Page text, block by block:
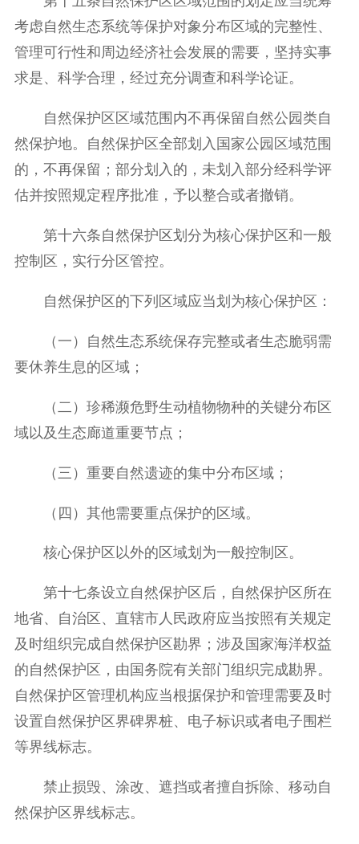
考虑自然生态系统等保护对象分布区域的完整性、
管理可行性和周边经济社会发展的需要，坚持实事
求是、科学合理，经过充分调查和科学论证。
自然保护区区域范围内不再保留自然公园类自
然保护地。自然保护区全部划入国家公园区域范围
的，不再保留；部分划入的，未划入部分经科学评
估并按照规定程序批准，予以整合或者撤销。
第十六条自然保护区划分为核心保护区和一般
控制区，实行分区管控。
自然保护区的下列区域应当划为核心保护区：
（一）自然生态系统保存完整或者生态脆弱需
要休养生息的区域；
（二）珍稀濒危野生动植物物种的关键分布区
域以及生态廊道重要节点；
（三）重要自然遗迹的集中分布区域；
（四）其他需要重点保护的区域。
核心保护区以外的区域划为一般控制区。
第十七条设立自然保护区后，自然保护区所在
地省、自治区、直辖市人民政府应当按照有关规定
及时组织完成自然保护区勘界；涉及国家海洋权益
的自然保护区，由国务院有关部门组织完成勘界。
自然保护区管理机构应当根据保护和管理需要及时
设置自然保护区界碑界桩、电子标识或者电子围栏
等界线标志。
禁止损毁、涂改、遮挡或者擅自拆除、移动自
然保护区界线标志。